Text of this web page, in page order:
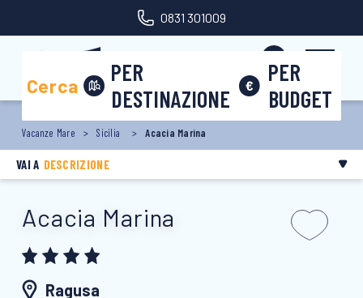
0831 301009
Cerca
PER
DESTINAZIONE
PER
BUDGET
Vacanze Mare Sicilia Acacia Marina
VAI A DESCRIZIONE
Acacia Marina
Ragusa